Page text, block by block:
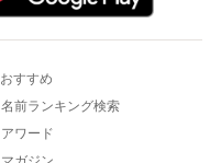
おすすめ
名前ランキング検索
アワード